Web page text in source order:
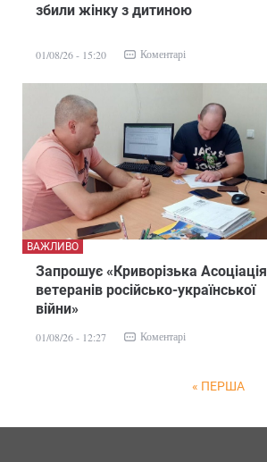
збили жінку з дитиною
01/08/26 - 15:20 Коментарі
Запрошує «Криворізька Асоціація
ветеранів російсько-української
війни»
ВАЖЛИВО
01/08/26 - 12:27 Коментарі
« ПЕРША